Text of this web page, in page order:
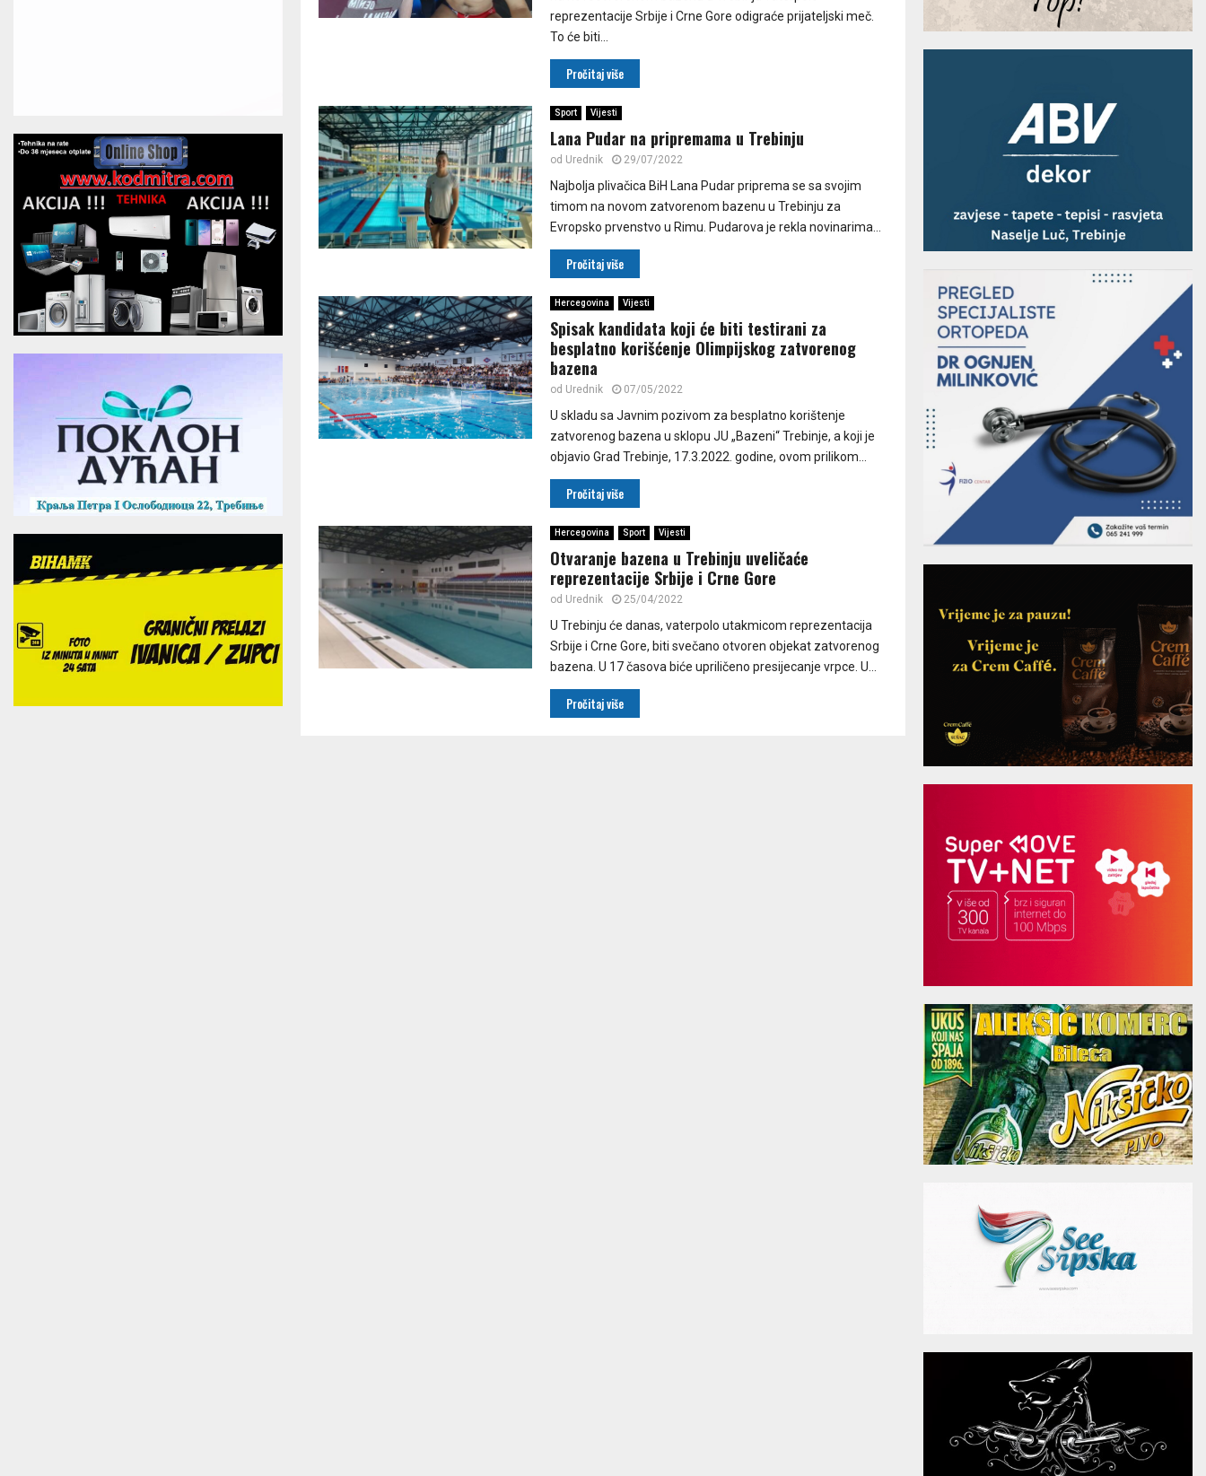
reprezentacije Srbije i Crne Gore odigraće prijateljski meč.
To će biti...
Pročitaj više
Sport Vijesti
Lana Pudar na pripremama u Trebinju
od Urednik 29/07/2022
Najbolja plivačica BiH Lana Pudar priprema se sa svojim
timom na novom zatvorenom bazenu u Trebinju za
Evropsko prvenstvo u Rimu. Pudarova je rekla novinarima...
Pročitaj više
Hercegovina Vijesti
Spisak kandidata koji će biti testirani za
besplatno korišćenje Olimpijskog zatvorenog
bazena
od Urednik 07/05/2022
U skladu sa Javnim pozivom za besplatno korištenje
zatvorenog bazena u sklopu JU „Bazeni“ Trebinje, a koji je
objavio Grad Trebinje, 17.3.2022. godine, ovom prilikom...
Pročitaj više
Hercegovina Sport Vijesti
Otvaranje bazena u Trebinju uveličaće
reprezentacije Srbije i Crne Gore
od Urednik 25/04/2022
U Trebinju će danas, vaterpolo utakmicom reprezentacija
Srbije i Crne Gore, biti svečano otvoren objekat zatvorenog
bazena. U 17 časova biće upriličeno presijecanje vrpce. U...
Pročitaj više